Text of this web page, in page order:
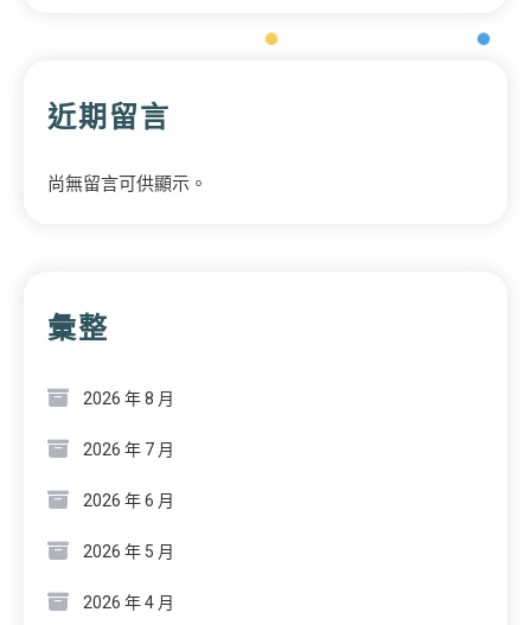
近期留言
尚無留言可供顯示。
彙整
2026 年 8 月
2026 年 7 月
2026 年 6 月
2026 年 5 月
2026 年 4 月